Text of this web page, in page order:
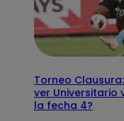
Torneo
ver Universitario
la fecha 4?